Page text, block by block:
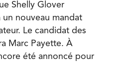
Shelly Glover
un nouveau mandat
Le candidat des
Marc Payette. À
été annoncé pour